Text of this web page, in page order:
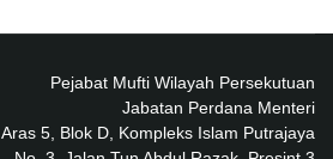
Pejabat Mufti Wilayah Persekutuan
Jabatan Perdana Menteri
Aras 5, Blok D, Kompleks Islam Putrajaya